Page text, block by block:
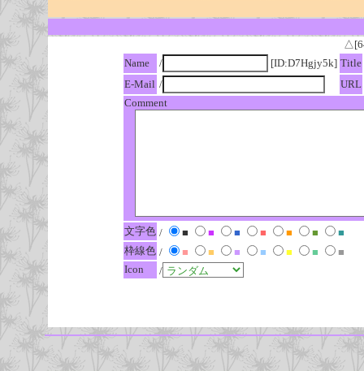
Name
/ [ID:D7Hgjy5k] Title
E-Mail /
URL
Comment
文字色 / ■ ■ ■ ■ ■ ■
■
枠線色 / ■ ■ ■ ■ ■ ■
■
Icon
/